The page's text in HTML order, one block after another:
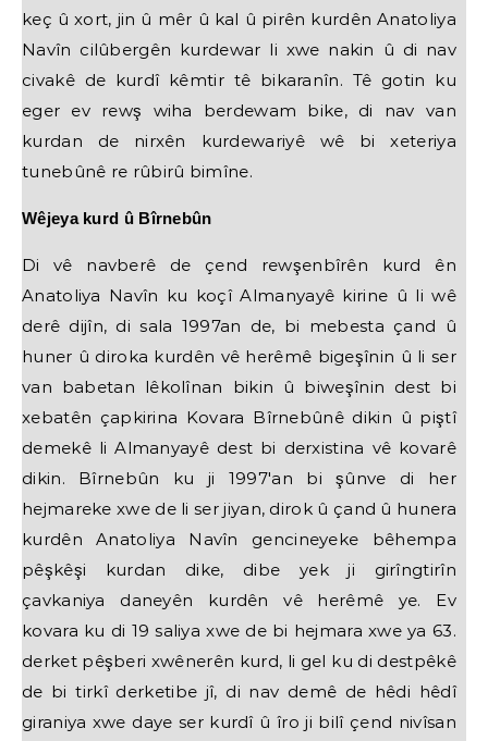
keç û xort, jin û mêr û kal û pirên kurdên Anatoliya
Navîn cilûbergên kurdewar li xwe nakin û di nav
civakê de kurdî kêmtir tê bikaranîn. Tê gotin ku
eger ev rewş wiha berdewam bike, di nav van
kurdan de nirxên kurdewariyê wê bi xeteriya
tunebûnê re rûbirû bimîne.
Wêjeya kurd û Bîrnebûn
Di vê navberê de çend rewşenbîrên kurd ên
Anatoliya Navîn ku koçî Almanyayê kirine û li wê
derê dijîn, di sala 1997an de, bi mebesta çand û
huner û diroka kurdên vê herêmê bigeşînin û li ser
van babetan lêkolînan bikin û biweşînin dest bi
xebatên çapkirina Kovara Bîrnebûnê dikin û piştî
demekê li Almanyayê dest bi derxistina vê kovarê
dikin. Bîrnebûn ku ji 1997'an bi şûnve di her
hejmareke xwe de li ser jiyan, dirok û çand û hunera
kurdên Anatoliya Navîn gencineyeke bêhempa
pêşkêşi kurdan dike, dibe yek ji girîngtirîn
çavkaniya daneyên kurdên vê herêmê ye. Ev
kovara ku di 19 saliya xwe de bi hejmara xwe ya 63.
derket pêşberi xwênerên kurd, li gel ku di destpêkê
de bi tirkî derketibe jî, di nav demê de hêdi hêdî
giraniya xwe daye ser kurdî û îro ji bilî çend nivîsan